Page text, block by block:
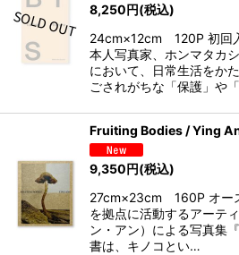
8,250円(税込)
24cm×12cm 120P 初回
本人写真家、ホンマタカ
において、日常生活をか
ごされがちな「保護」や
Fruiting Bodies / Ying
9,350円(税込)
27cm×23cm 160P オー
を拠点に活動するアーテ
ン・アン）による写真集
書は、キノコとい…